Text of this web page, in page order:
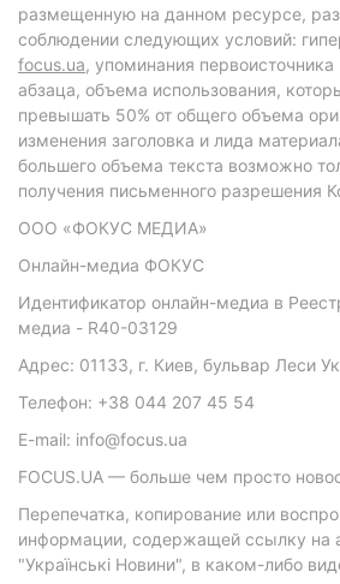
размещенную на данном ресурсе,
соблюдении следующих условий:
focus.ua, упоминания
абзаца, объема использования,
превышать 50% от общего объема
изменения заголовка и лида
большего объема текста возможно
получения письменного разрешения
ООО «ФОКУС МЕДИА»
Онлайн-медиа ФОКУС
Идентификатор онлайн-медиа в
медиа - R40-03129
Адрес: 01133, г. Киев, бульвар Леси
Телефон: +38 044 207 45 54
E-mail: info@focus.ua
FOCUS.UA — больше чем просто
Перепечатка, копирование или
информации, содержащей ссылку на
"Українські Новини", в каком-либо